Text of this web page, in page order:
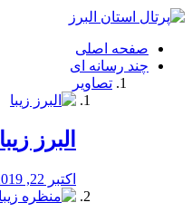
فصد
شرق
تهران
خشکشویی
صفحه اصلی
چند رسانه ای
تصاویر
البرز زیبا
اکتبر 22, 2019